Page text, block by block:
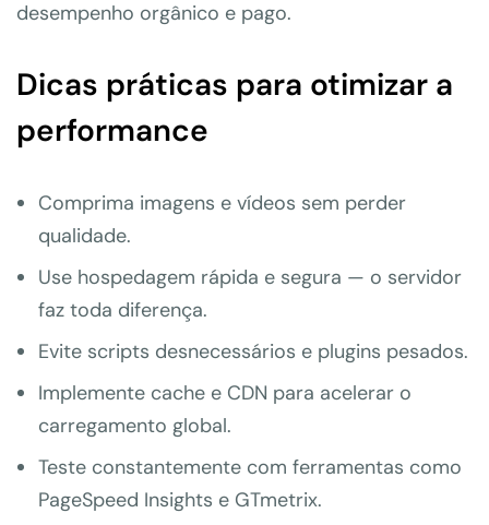
desempenho orgânico e pago.
Dicas práticas para otimizar a
performance
Comprima imagens e vídeos sem perder
qualidade.
Use hospedagem rápida e segura — o servidor
faz toda diferença.
Evite scripts desnecessários e plugins pesados.
Implemente cache e CDN para acelerar o
carregamento global.
Teste constantemente com ferramentas como
PageSpeed Insights e GTmetrix.